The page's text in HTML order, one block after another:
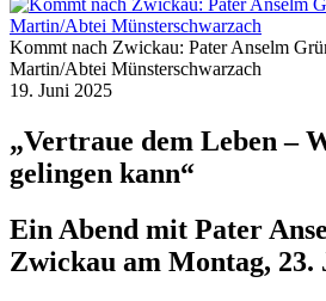
Kommt nach Zwickau: Pater Anselm
Martin/Abtei Münsterschwarzach
19. Juni 2025
„Vertraue dem Leben –
gelingen kann“
Ein Abend mit Pater
Zwickau am Montag, 23.